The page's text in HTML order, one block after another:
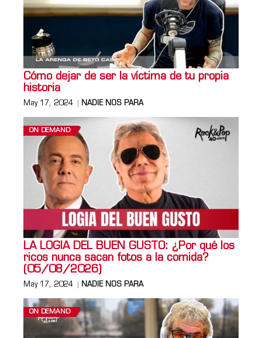
Cómo dejar de ser la víctima de tu propia
historia
May 17, 2024 NADIE NOS PARA
ON DEMAND
LA LOGIA DEL BUEN GUSTO: ¿Por qué los
ricos nunca sacan fotos a la comida?
(05/08/2026)
May 17, 2024 NADIE NOS PARA
ON DEMAND